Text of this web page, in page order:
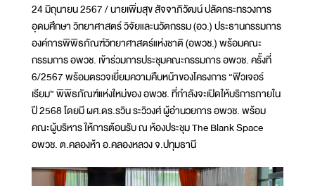
24 มิถุนายน 2567 / นายเพิ่มสุข สัจจาภิวัฒน์ ปลัดกระทรวงการ
อุดมศึกษา วิทยาศาสตร์ วิจัยและนวัตกรรม (อว.) ประธานกรรมการ
องค์การพิพิธภัณฑ์วิทยาศาสตร์แห่งชาติ (อพวช.) พร้อมคณะ
กรรมการ อพวช. เข้าร่วมการประชุมคณะกรรมการ อพวช. ครั้งที่
6/2567 พร้อมตรวจเยี่ยมความคืบหน้าของโครงการ “ฟิวเจอร์
เรียม” พิพิธภัณฑ์แห่งใหม่ของ อพวช. ที่กำลังจะเปิดให้บริการภายใน
ปี 2568 โดยมี ผศ.ดร.รวิน ระวิวงศ์ ผู้อำนวยการ อพวช. พร้อม
คณะผู้บริหาร ให้การต้อนรับ ณ ห้องประชุม The Blank Space
อพวช. ต.คลองห้า อ.คลองหลวง จ.ปทุมธานี